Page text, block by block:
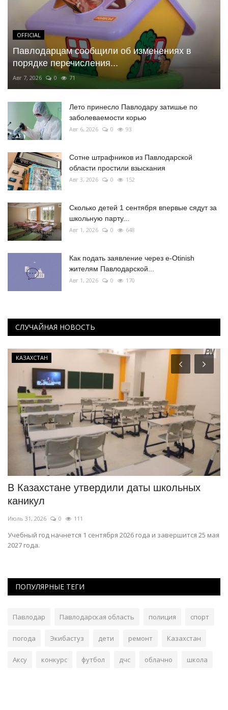
OFFICIAL
Павлодарцам сообщили об изменениях в
порядке перечисления...
Авг 7, 2026 0 71
Лето принесло Павлодару затишье по
заболеваемости корью
Авг 6, 2026 0 93
Сотне штрафников из Павлодарской
области простили взыскания
Авг 3, 2026 0 152
Сколько детей 1 сентября впервые сядут за
школьную парту...
Авг 1, 2026 0 648
Как подать заявление через e-Otinish
жителям Павлодарской...
Авг 1, 2026 0 170
СЛУЧАЙНАЯ НОВОСТЬ
КАЗАХСТАН
В Казахстане утвердили даты школьных
каникул
Июль 31, 2026 0 111
Учебный год начнется 1 сентября 2026 года и завершится 25 мая
2027 года.
ПОПУЛЯРНЫЕ ТЕГИ
Павлодар Павлодарская область полиция спорт
погода Экибастуз дети ремонт Казахстан
Аксу конкурс футбол дчс облачно школа